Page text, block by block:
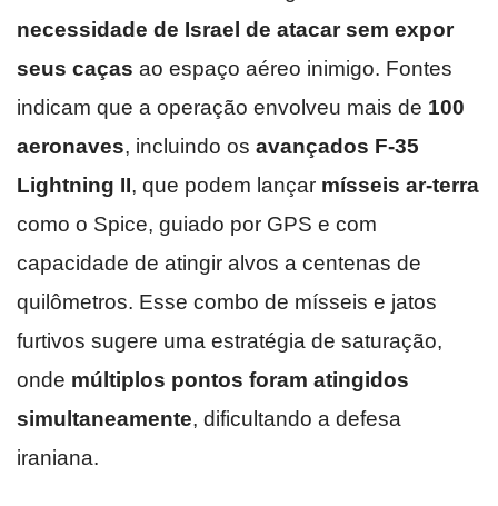
necessidade de Israel de atacar sem expor
seus caças ao espaço aéreo inimigo. Fontes
indicam que a operação envolveu mais de 100
aeronaves, incluindo os avançados F-35
Lightning II, que podem lançar mísseis ar-terra
como o Spice, guiado por GPS e com
capacidade de atingir alvos a centenas de
quilômetros. Esse combo de mísseis e jatos
furtivos sugere uma estratégia de saturação,
onde múltiplos pontos foram atingidos
simultaneamente, dificultando a defesa
iraniana.